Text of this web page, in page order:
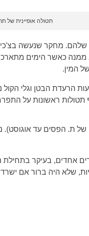
תטולה אופיינית של
שלהם. מחקר שנעשה
ממנה כאשר הימים
המין.
הבטן וגלי הקול
תטולות ראשונות על
של ת. הפסים עד
(בדרום אירופה מוכרים 2 דורות ובצפון
שלא היה ברור אם